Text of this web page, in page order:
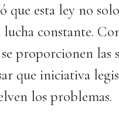
que esta ley no
constante.
proporcionen las
que iniciativa
los problemas.